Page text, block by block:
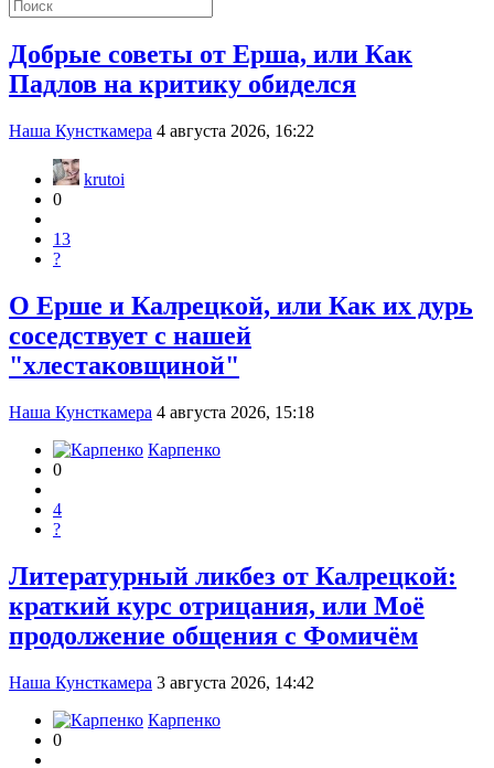
Добрые советы от Ерша, или Как
Падлов на критику обиделся
Наша Кунсткамера 4 августа 2026, 16:22
krutoi
0
13
?
О Ерше и Калрецкой, или Как их дурь
соседствует с нашей
"хлестаковщиной"
Наша Кунсткамера 4 августа 2026, 15:18
Карпенко
0
4
?
Литературный ликбез от Калрецкой:
краткий курс отрицания, или Моё
продолжение общения с Фомичём
Наша Кунсткамера 3 августа 2026, 14:42
Карпенко
0